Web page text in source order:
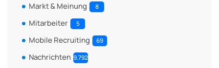
Markt & Meinung 8
Mitarbeiter 5
Mobile Recruiting 69
Nachrichten 9.792